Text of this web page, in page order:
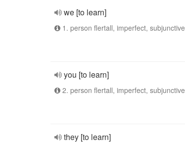
we [to learn]
1. person flertall, imperfect, subjunctive
you [to learn]
2. person flertall, imperfect, subjunctive
they [to learn]